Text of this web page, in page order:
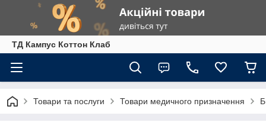
ТД Кампус Коттон Клаб
Товари та послуги Товари медичного призначення